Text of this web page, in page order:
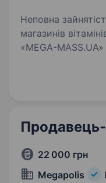
Неповна зайнятість. Роздрібна
магазинів
«MEGA-
22 000 грн
Megapolis